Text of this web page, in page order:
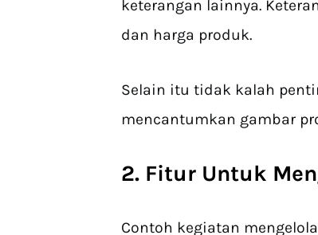
keterangan lainnya.
dan harga produk.
Selain itu tidak kalah
mencantumkan gambar
2. Fitur Untuk
Contoh kegiatan